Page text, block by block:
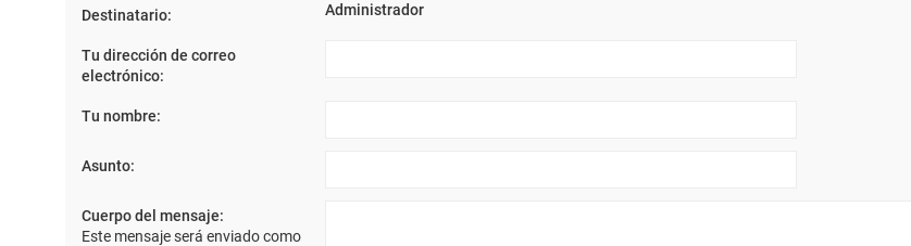
Destinatario: Administrador
Tu dirección de correo
electrónico:
Tu nombre:
Asunto:
Cuerpo del mensaje:
Este mensaje será enviado como